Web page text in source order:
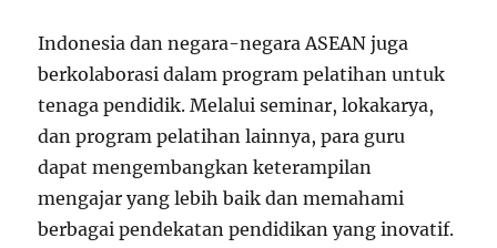
Indonesia dan negara-negara ASEAN juga
berkolaborasi dalam program pelatihan untuk
tenaga pendidik. Melalui seminar, lokakarya,
dan program pelatihan lainnya, para guru
dapat mengembangkan keterampilan
mengajar yang lebih baik dan memahami
berbagai pendekatan pendidikan yang inovatif.